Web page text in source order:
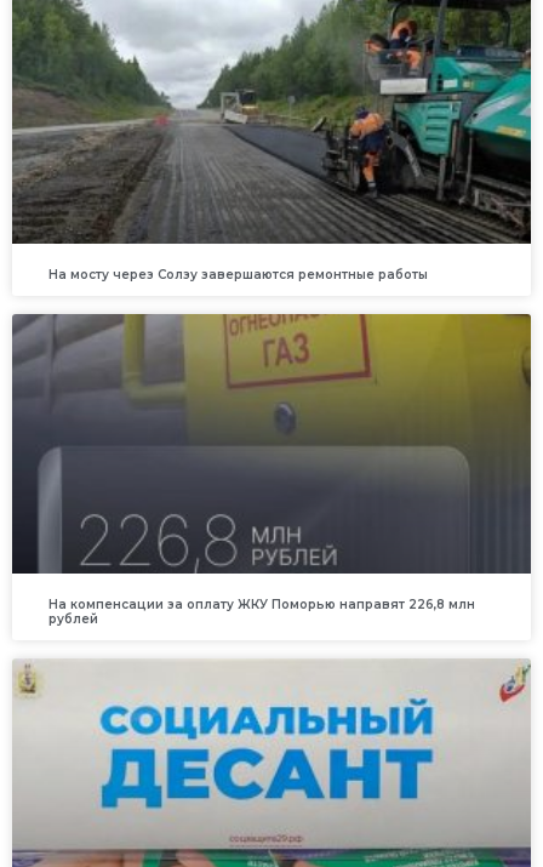
На мосту через Солзу завершаются ремонтные работы
На компенсации за оплату ЖКУ Поморью направят 226,8 млн
рублей